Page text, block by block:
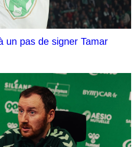
un pas de signer Tamar